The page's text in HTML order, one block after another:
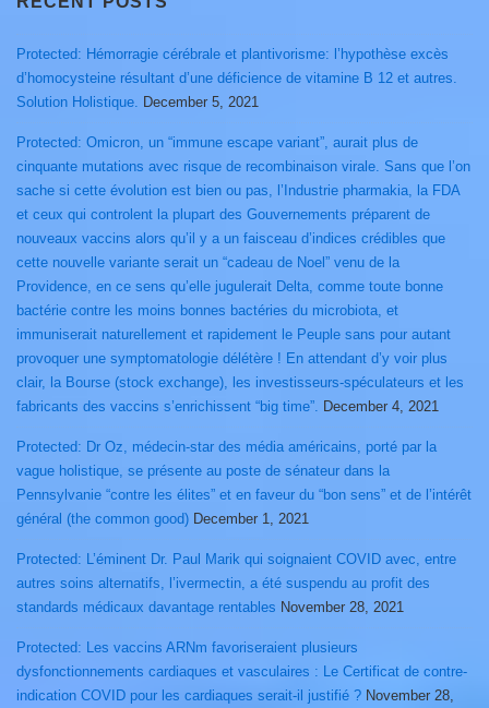
Protected: Hémorragie cérébrale et plantivorisme: l’hypothèse excès
d’homocysteine résultant d’une déficience de vitamine B 12 et autres.
Solution Holistique. December 5, 2021
Protected: Omicron, un “immune escape variant”, aurait plus de
cinquante mutations avec risque de recombinaison virale. Sans que l’on
sache si cette évolution est bien ou pas, l’Industrie pharmakia, la FDA
et ceux qui controlent la plupart des Gouvernements préparent de
nouveaux vaccins alors qu’il y a un faisceau d’indices crédibles que
cette nouvelle variante serait un “cadeau de Noel” venu de la
Providence, en ce sens qu’elle jugulerait Delta, comme toute bonne
bactérie contre les moins bonnes bactéries du microbiota, et
immuniserait naturellement et rapidement le Peuple sans pour autant
provoquer une symptomatologie délétère ! En attendant d’y voir plus
clair, la Bourse (stock exchange), les investisseurs-spéculateurs et les
fabricants des vaccins s’enrichissent “big time”. December 4, 2021
Protected: Dr Oz, médecin-star des média américains, porté par la
vague holistique, se présente au poste de sénateur dans la
Pennsylvanie “contre les élites” et en faveur du “bon sens” et de l’intérêt
général (the common good) December 1, 2021
Protected: L’éminent Dr. Paul Marik qui soignaient COVID avec, entre
autres soins alternatifs, l’ivermectin, a été suspendu au profit des
standards médicaux davantage rentables November 28, 2021
Protected: Les vaccins ARNm favoriseraient plusieurs
dysfonctionnements cardiaques et vasculaires : Le Certificat de contre-
indication COVID pour les cardiaques serait-il justifié ? November 28,